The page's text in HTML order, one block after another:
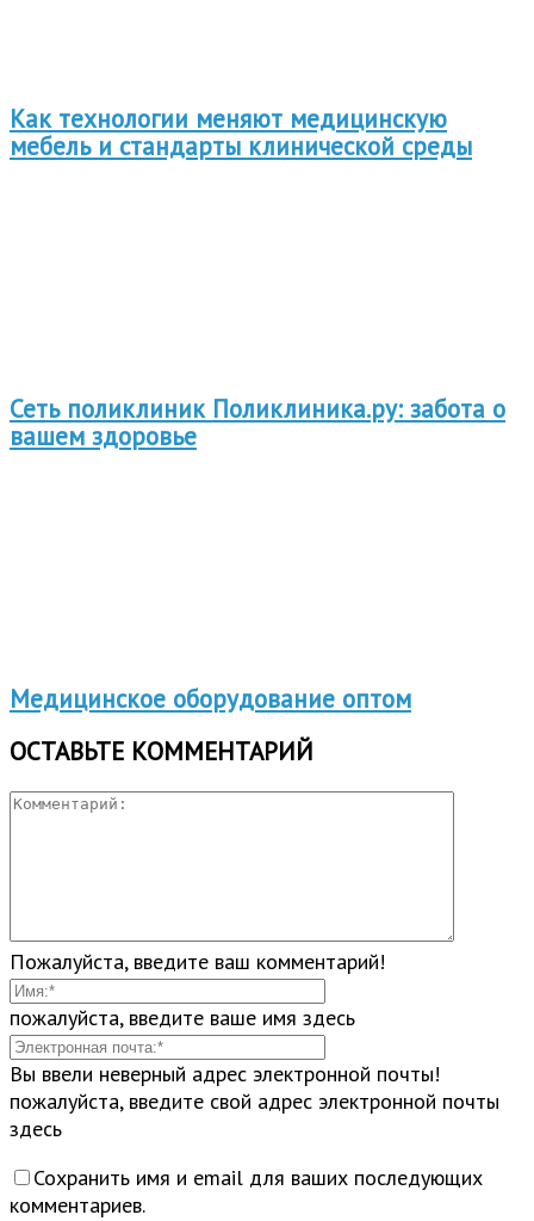
Как технологии меняют медицинскую
мебель и стандарты клинической среды
Сеть поликлиник Поликлиника.ру: забота о
вашем здоровье
Медицинское оборудование оптом
ОСТАВЬТЕ КОММЕНТАРИЙ
Пожалуйста, введите ваш комментарий!
пожалуйста, введите ваше имя здесь
Вы ввели неверный адрес электронной почты!
пожалуйста, введите свой адрес электронной почты
здесь
Сохранить имя и email для ваших последующих
комментариев.